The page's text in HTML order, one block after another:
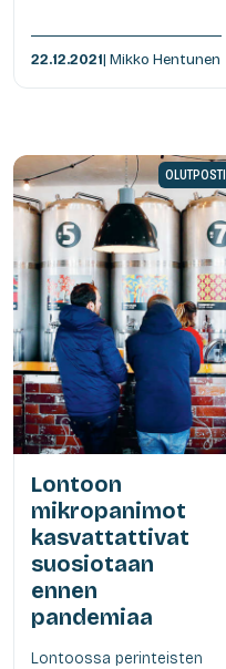
22.12.2021| Mikko Hentunen
OLUTPOSTI
Lontoon
mikropanimot
kasvattattivat
suosiotaan
ennen
pandemiaa
Lontoossa perinteisten